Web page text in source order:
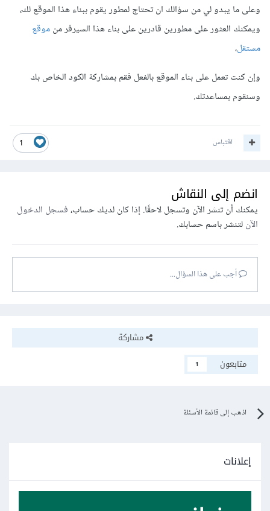
وعلى ما يبدو لي من سؤالك ان تحتاج لمطور يقوم ببناء هذا الموقع لك،
ويمكنك العثور على مطورين قادرين على بناء هذا السيرفر منموقع
مستقل،
وإن كنت تعمل على بناء الموقع بالفعل فقم بمشاركة الكود الخاص بك
وسنقوم بمساعدتك.
1 اقتباس
انضم إلى النقاش
يمكنك أن تنشر الآن وتسجل لاحقًا. إذا كان لديك حساب،فسجل الدخول
الآنلتنشر باسم حسابك.
أجب على هذا السؤال...
مشاركة
متابعون
1
اذهب إلى قائمة الأسئلة
إعلانات